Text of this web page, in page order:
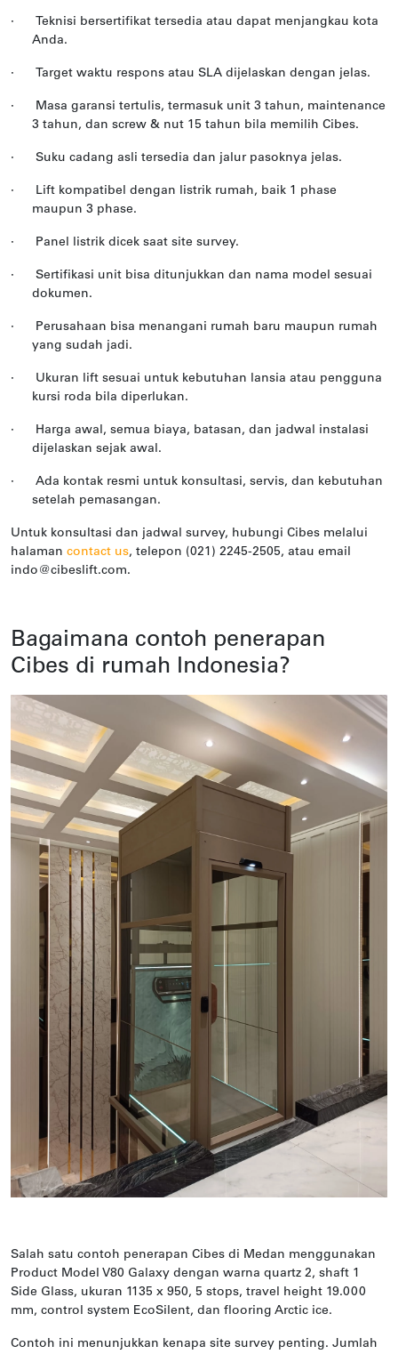
·
Teknisi bersertifikat tersedia atau dapat menjangkau kota
Anda.
· Target waktu respons atau SLA dijelaskan dengan jelas.
·
Masa garansi tertulis, termasuk unit 3 tahun, maintenance
3 tahun, dan screw & nut 15 tahun bila memilih Cibes.
· Suku cadang asli tersedia dan jalur pasoknya jelas.
·
Lift kompatibel dengan listrik rumah, baik 1 phase
maupun 3 phase.
· Panel listrik dicek saat site survey.
·
Sertifikasi unit bisa ditunjukkan dan nama model sesuai
dokumen.
·
Perusahaan bisa menangani rumah baru maupun rumah
yang sudah jadi.
·
Ukuran lift sesuai untuk kebutuhan lansia atau pengguna
kursi roda bila diperlukan.
·
Harga awal, semua biaya, batasan, dan jadwal instalasi
dijelaskan sejak awal.
·
Ada kontak resmi untuk konsultasi, servis, dan kebutuhan
setelah pemasangan.
Untuk konsultasi dan jadwal survey, hubungi Cibes melalui
halaman contact us, telepon (021) 2245-2505, atau email
indo@cibeslift.com.
Bagaimana contoh penerapan
Cibes di rumah Indonesia?
Salah satu contoh penerapan Cibes di Medan menggunakan
Product Model V80 Galaxy dengan warna quartz 2, shaft 1
Side Glass, ukuran 1135 x 950, 5 stops, travel height 19.000
mm, control system EcoSilent, dan flooring Arctic ice.
Contoh ini menunjukkan kenapa site survey penting. Jumlah